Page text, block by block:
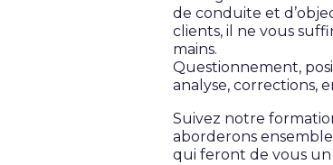
de conduite et
clients, il ne vous
mains.
Questionnement,
analyse, corrections,
Suivez notre
aborderons
qui feront de vous un